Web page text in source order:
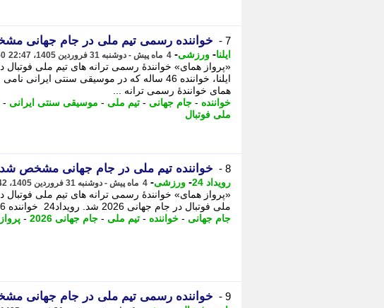
7 - خواننده رسمی تیم ملی در جام جهانی
ایلنا- ورزشی- 4 ماه پیش - دوشنبه 31 فروردین 1405، 22:47
ایلنا، خواننده 46 ساله که در موسیقی سنتی
همای خوانندهٔ رسمی ترانه ...
خواننده - جام جهانی - تیم ملی - موسیقی سنتی ایرانی -
ملی فوتبال
8 - خواننده تیم ملی در جام جهانی مشخص شد
رویداد 24 - ورزشی- 4 ماه پیش - دوشنبه 31 فروردین 1405، 22:42
ملی فوتبال در جام جهانی 2026 شد. رویداد24 خواننده 46 ساله که در موسیقی سنتی ...
جام جهانی - خواننده - تیم ملی - جام جهانی 2026 -
9 - خواننده رسمی تیم ملی در جام جهانی